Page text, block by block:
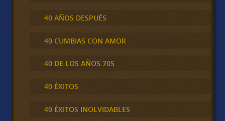
40 AÑOS DESPUÉS
40 CUMBIAS CON AMOR
40 DE LOS AÑOS 70S
40 ÉXITOS
40 ÉXITOS INOLVIDABLES